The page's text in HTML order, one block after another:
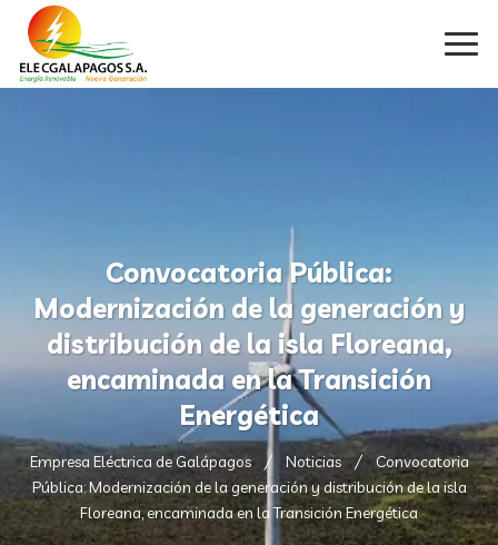
Convocatoria Pública:
Modernización de la generación y
distribución de la isla Floreana,
encaminada en la Transición
Energética
Empresa Eléctrica de Galápagos Noticias
Convocatoria
Pública: Modernización de la generación y distribución de la isla
Floreana, encaminada en la Transición Energética